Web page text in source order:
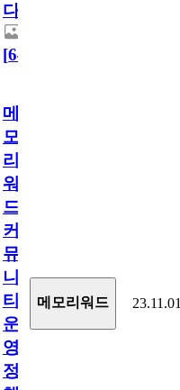
다.
[64
메
모
리
워
드
커
뮤
니
티
운
영
정
메모리워드 23.11.01